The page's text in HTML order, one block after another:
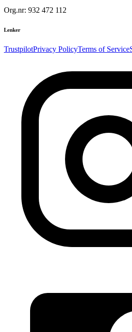
Org.nr: 932 472 112
Lenker
TrustpilotPrivacy PolicyTerms of Service